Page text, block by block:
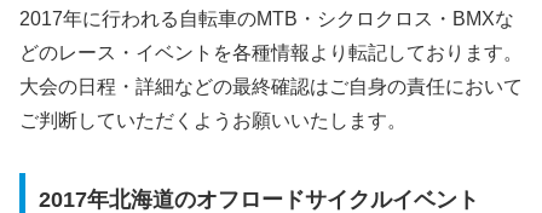
2017年に行われる自転車のMTB・シクロクロス・BMXな
どのレース・イベントを各種情報より転記しております。
大会の日程・詳細などの最終確認はご自身の責任において
ご判断していただくようお願いいたします。
2017年北海道のオフロードサイクルイベント